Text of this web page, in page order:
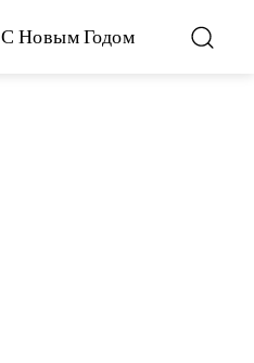
С Новым Годом